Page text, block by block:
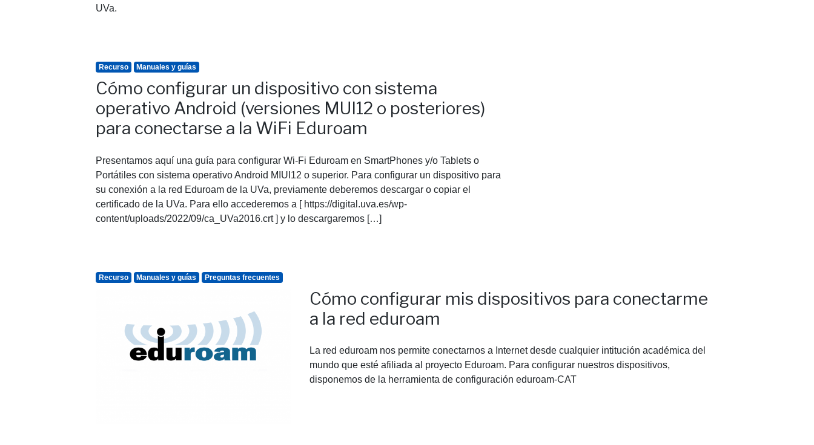
UVa.
Recurso Manuales y guías
Cómo configurar un dispositivo con sistema
operativo Android (versiones MUI12 o posteriores)
para conectarse a la WiFi Eduroam
Presentamos aquí una guía para configurar Wi-Fi Eduroam en SmartPhones y/o Tablets o
Portátiles con sistema operativo Android MIUI12 o superior. Para configurar un dispositivo para
su conexión a la red Eduroam de la UVa, previamente deberemos descargar o copiar el
certificado de la UVa. Para ello accederemos a [ https://digital.uva.es/wp-
content/uploads/2022/09/ca_UVa2016.crt ] y lo descargaremos […]
Recurso Manuales y guías Preguntas frecuentes
Cómo configurar mis dispositivos para conectarme
a la red eduroam
La red eduroam nos permite conectarnos a Internet desde cualquier intitución académica del
mundo que esté afiliada al proyecto Eduroam. Para configurar nuestros dispositivos,
disponemos de la herramienta de configuración eduroam-CAT